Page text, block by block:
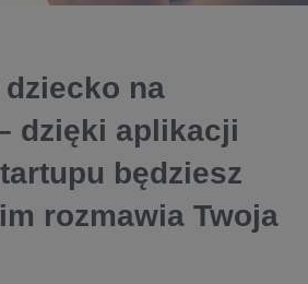
na
dzięki aplikacji
będziesz
rozmawia Twoja